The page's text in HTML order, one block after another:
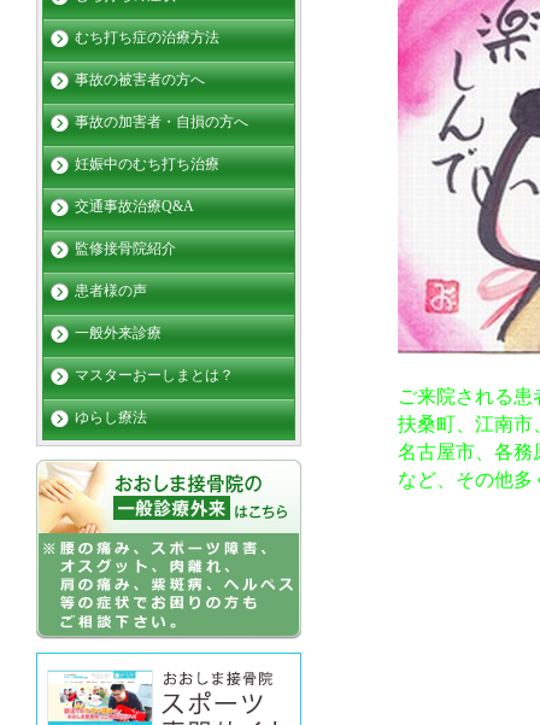
ご来院される患
扶桑町、江南市
名古屋市、各務
など、その他多
むち打ち症の治療方法
事故の被害者の方へ
事故の加害者・自損の方へ
妊娠中のむち打ち治療
交通事故治療Q&A
監修接骨院紹介
患者様の声
一般外来診療
マスターおーしまとは？
ゆらし療法